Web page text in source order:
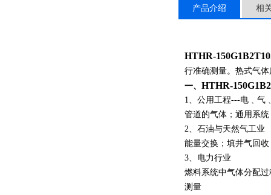
产品介绍 相
HTHR-
行准确测量。 热式气
一、 HTHR-
1、公用工程---电﹑气
管道的气体；通用系
2、石油与天然气工业
能量交换；填井气回
3、电力行业
燃料系统中气体分配
测量